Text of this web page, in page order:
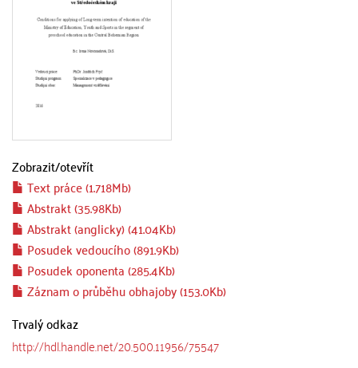
Zobrazit/otevřít
Text práce (1.718Mb)
Abstrakt (35.98Kb)
Abstrakt (anglicky) (41.04Kb)
Posudek vedoucího (891.9Kb)
Posudek oponenta (285.4Kb)
Záznam o průběhu obhajoby (153.0Kb)
Trvalý odkaz
http://hdl.handle.net/20.500.11956/75547